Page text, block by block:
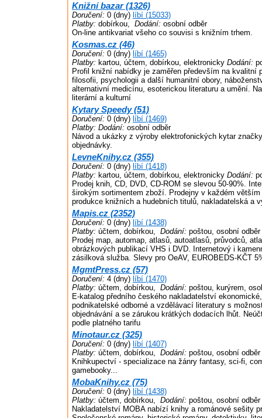
Knižní bazar (1326)
Doručení: 0 (dny) líbí (15033)
Platby: dobírkou, Dodání: osobní odběr
On-line antikvariat všeho co souvisi s knižním trhem.
Kosmas.cz (46)
Doručení: 0 (dny) líbí (1465)
Platby: kartou, účtem, dobírkou, elektronicky Dodání:
Profil knižní nabídky je zaměřen především na kvalitní
filosofii, psychologii a další humanitní obory,
alternativní medicínu, esoterickou literaturu a umění.
literární a kulturní
Kytary Speedy (51)
Doručení: 0 (dny) líbí (1469)
Platby: Dodání: osobní odběr
Návod a ukázky z výroby elektrofonických kytar
objednávky.
LevneKnihy.cz (355)
Doručení: 0 (dny) líbí (1418)
Platby: kartou, účtem, dobírkou, elektronicky Dodání:
Prodej knih, CD, DVD, CD-ROM se slevou 50-90%.
širokým sortimentem zboží. Prodejny v každém
produkce knižních a hudebních titulů, nakladatelská a
Mapis.cz (2352)
Doručení: 0 (dny) líbí (1438)
Platby: účtem, dobírkou, Dodání: poštou, osobní odběr
Prodej map, automap, atlasů, autoatlasů, průvodců,
obrázkových publikací VHS i DVD. Internetový i
zásilková služba. Slevy pro OeAV, EUROBEDS-KČT
MgmtPress.cz (57)
Doručení: 4 (dny) líbí (1470)
Platby: účtem, dobírkou, Dodání: poštou, kurýrem,
E-katalog předního českého nakladatelství
podnikatelské odborné a vzdělávací literatury s
objednávání a se zárukou krátkých dodacích lhůt.
podle platného tarifu
Minotaur.cz (325)
Doručení: 0 (dny) líbí (1407)
Platby: účtem, dobírkou, Dodání: poštou, osobní odběr
Knihkupectví - specializace na žánry fantasy, sci-fi,
gamebooky...
MobaKnihy.cz (75)
Doručení: 0 (dny) líbí (1438)
Platby: účtem, dobírkou, Dodání: poštou, osobní odběr
Nakladatelství MOBA nabízí knihy a románové sešity